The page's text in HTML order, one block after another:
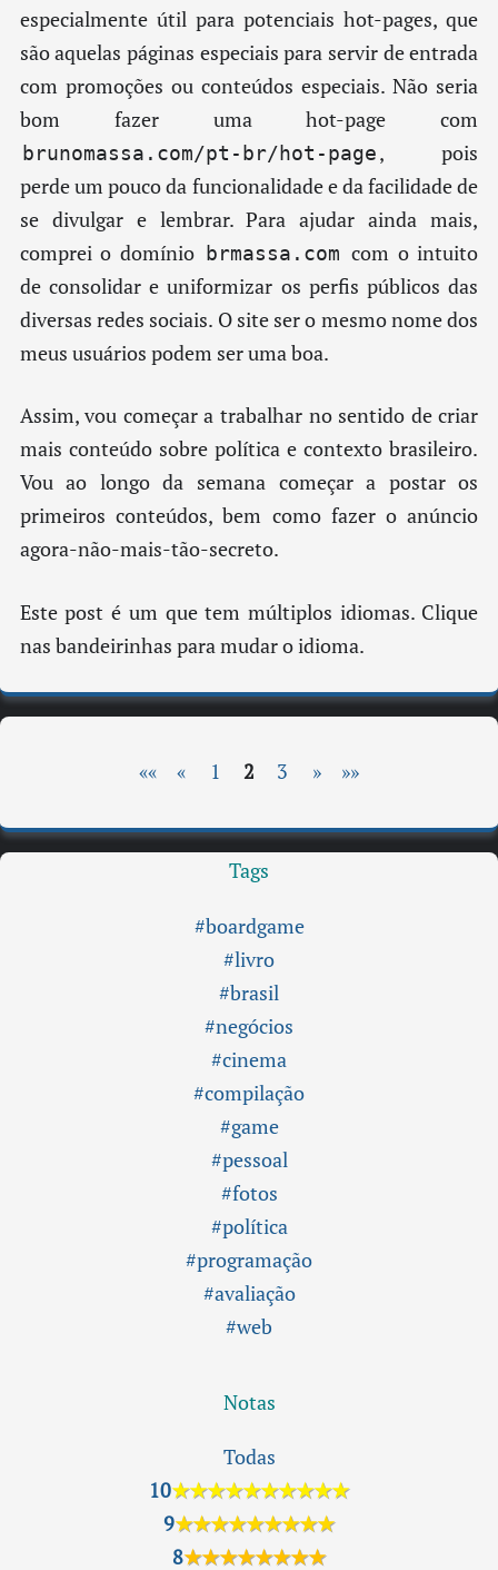
especialmente útil para potenciais hot-pages, que
são aquelas páginas especiais para servir de entrada
com promoções ou conteúdos especiais. Não seria
bom fazer uma hot-page com
brunomassa.com/pt-br/hot-page , pois
perde um pouco da funcionalidade e da facilidade de
se divulgar e lembrar. Para ajudar ainda mais,
comprei o domínio
brmassa.com com o intuito
de consolidar e uniformizar os perfis públicos das
diversas redes sociais. O site ser o mesmo nome dos
meus usuários podem ser uma boa.
Assim, vou começar a trabalhar no sentido de criar
mais conteúdo sobre política e contexto brasileiro.
Vou ao longo da semana começar a postar os
primeiros conteúdos, bem como fazer o anúncio
agora-não-mais-tão-secreto.
Este post é um que tem múltiplos idiomas. Clique
nas bandeirinhas para mudar o idioma.
«« « 1 2 3 » »»
Tags
#boardgame
#livro
#brasil
#negócios
#cinema
#compilação
#game
#pessoal
#fotos
#política
#programação
#avaliação
#web
Notas
Todas
10★★★★★★★★★★
9★★★★★★★★★
8★★★★★★★★